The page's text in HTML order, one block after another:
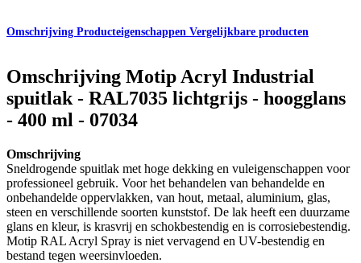
Omschrijving Producteigenschappen Vergelijkbare producten
Omschrijving Motip Acryl Industrial
spuitlak - RAL7035 lichtgrijs - hoogglans
- 400 ml - 07034
Omschrijving
Sneldrogende spuitlak met hoge dekking en vuleigenschappen voor
professioneel gebruik. Voor het behandelen van behandelde en
onbehandelde oppervlakken, van hout, metaal, aluminium, glas,
steen en verschillende soorten kunststof. De lak heeft een duurzame
glans en kleur, is krasvrij en schokbestendig en is corrosiebestendig.
Motip RAL Acryl Spray is niet vervagend en UV-bestendig en
bestand tegen weersinvloeden.